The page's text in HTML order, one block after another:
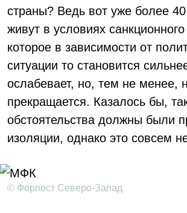
страны? Ведь вот уже более
живут в условиях
которое в зависимости от
ситуации то становится
ослабевает, но, тем не менее,
прекращается. Казалось бы,
обстоятельства должны были
изоляции, однако это совсем
© Форпост Северо-Запад